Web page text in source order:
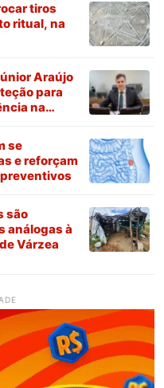
tiros
ritual, na
Araújo
para
na
se
e reforçam
são
análogas à
Várzea